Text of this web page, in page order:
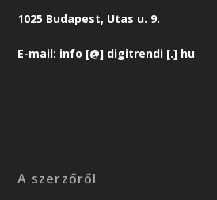
1025 Budapest, Utas u. 9.
E-mail: info [@] digitrendi [.] hu
A szerzőről